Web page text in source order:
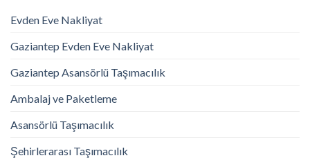
Evden Eve Nakliyat
Gaziantep Evden Eve Nakliyat
Gaziantep Asansörlü Taşımacılık
Ambalaj ve Paketleme
Asansörlü Taşımacılık
Şehirlerarası Taşımacılık